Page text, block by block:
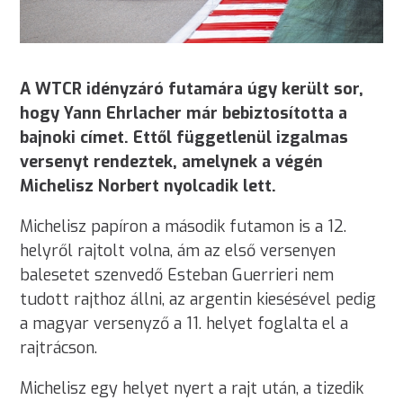
A WTCR idényzáró futamára úgy került sor,
hogy Yann Ehrlacher már bebiztosította a
bajnoki címet. Ettől függetlenül izgalmas
versenyt rendeztek, amelynek a végén
Michelisz Norbert nyolcadik lett.
Michelisz papíron a második futamon is a 12.
helyről rajtolt volna, ám az első versenyen
balesetet szenvedő Esteban Guerrieri nem
tudott rajthoz állni, az argentin kiesésével pedig
a magyar versenyző a 11. helyet foglalta el a
rajtrácson.
Michelisz egy helyet nyert a rajt után, a tizedik